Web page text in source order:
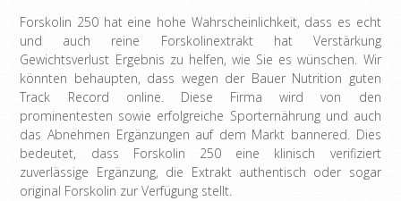
Forskolin 250 hat eine hohe Wahrscheinlichkeit, dass es echt
und auch reine Forskolinextrakt hat Verstärkung
Gewichtsverlust Ergebnis zu helfen, wie Sie es wünschen. Wir
könnten behaupten, dass wegen der Bauer Nutrition guten
Track Record online. Diese Firma wird von den
prominentesten sowie erfolgreiche Sporternährung und auch
das Abnehmen Ergänzungen auf dem Markt bannered. Dies
bedeutet, dass Forskolin 250 eine klinisch verifiziert
zuverlässige Ergänzung, die Extrakt authentisch oder sogar
original Forskolin zur Verfügung stellt.